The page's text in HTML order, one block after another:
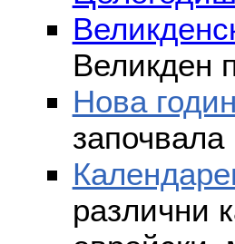
Великден
Нова
различни